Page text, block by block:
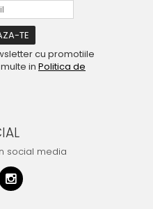
cu promotiile
in Politica de
social media